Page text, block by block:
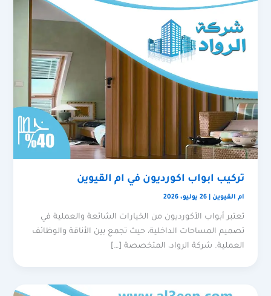
تركيب ابواب اكورديون في ام القيوين
ام القيوين |26 يوليو، 2026
تعتبر أبواب الأكورديون من الخيارات الشائعة والعملية في
تصميم المساحات الداخلية، حيث تجمع بين الأناقة والوظائف
العملية. شركة الرواد، المتخصصة […]